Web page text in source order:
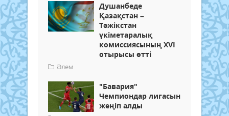
Душанбеде
Қазақстан –
Тәжікстан
үкіметаралық
комиссиясының XVI
отырысы өтті
Әлем
"Бавария"
Чемпиондар лигасын
жеңіп алды